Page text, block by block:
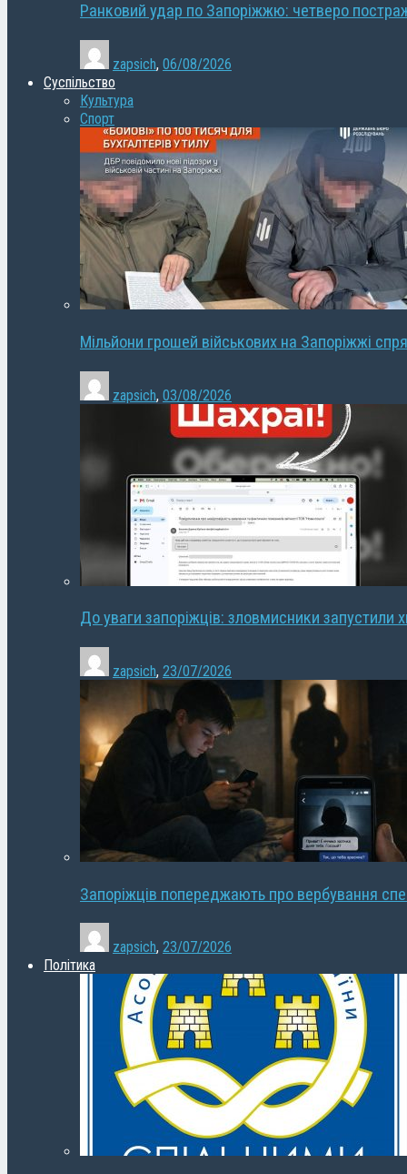
Ранковий удар по Запоріжжю: четверо
zapsich, 06/08/2026
Суспільство
Культура
Спорт
Мільйони грошей військових на Запоріжжі
zapsich, 03/08/2026
До уваги запоріжців: зловмисники запустили
zapsich, 23/07/2026
Запоріжців попереджають про вербування
zapsich, 23/07/2026
Політика